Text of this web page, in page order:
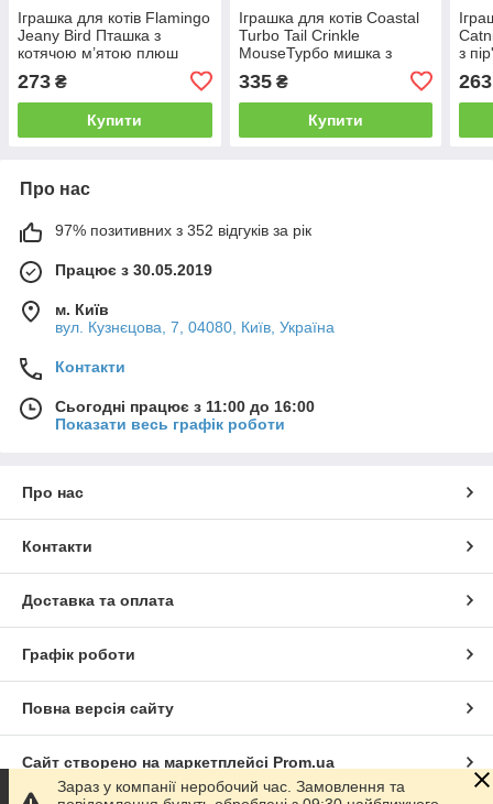
Іграшка для котів Flamingo
Jeany Bird Пташка з
котячою м’ятою плюш
273 ₴
Купити
Іграшка для котів Coastal
Turbo Tail Crinkle
MouseТурбо мишка з
помаранчева 27,5 х 4,5 х
3 см
335₴
Купити
з
263
Про нас
97% позитивних з 352 відгуків за рік
Працює з 30.05.2019
м. Київ
вул. Кузнєцова, 7, 04080, Київ, Україна
Контакти
Сьогодні працює з 11:00 до 16:00
Показати весь графік роботи
Про нас
Контакти
Доставка та оплата
Графік роботи
Повна версія сайту
Сайт створено на маркетплейсі Prom.ua
Зараз у компанії неробочий час. Замовлення та